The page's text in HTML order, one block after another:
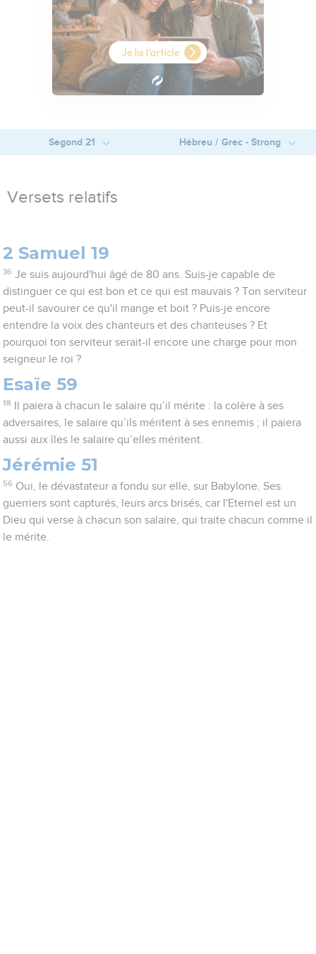
Segond 21 Hébreu / Grec - Strong
Versets relatifs
2 Samuel 19
36 Je suis aujourd'hui âgé de 80 ans. Suis-je capable de
distinguer ce qui est bon et ce qui est mauvais ? Ton serviteur
peut-il savourer ce qu'il mange et boit ? Puis-je encore
entendre la voix des chanteurs et des chanteuses ? Et
pourquoi ton serviteur serait-il encore une charge pour mon
seigneur le roi ?
Esaïe 59
18
Il paiera à chacun le salaire qu’il mérite : la colère à ses
adversaires, le salaire qu’ils méritent à ses ennemis ; il paiera
aussi aux îles le salaire qu’elles méritent.
Jérémie 51
56 Oui, le dévastateur a fondu sur elle, sur Babylone. Ses
guerriers sont capturés, leurs arcs brisés, car l'Eternel est un
Dieu qui verse à chacun son salaire, qui traite chacun comme il
le mérite.